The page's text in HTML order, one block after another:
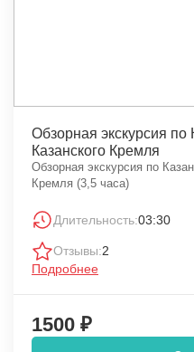
Обзорная экскурсия
Казанского Кремля
Обзорная экскурсия по
Кремля (3,5 часа)
Длительность:03:30
Отзывы:2
Подробнее
1500 ₽